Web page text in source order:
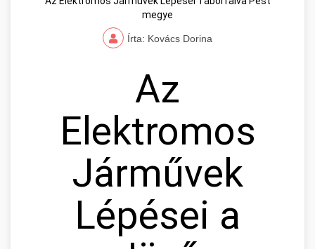
megye
Írta: Kovács Dorina
Az
Elektromos
Járművek
Lépései a